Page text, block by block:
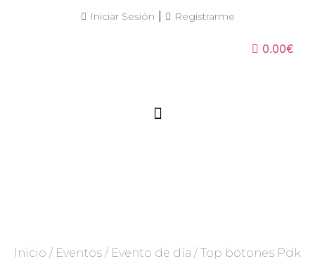
Iniciar Sesión Registrarme
0.00€
Inicio / Eventos / Evento de día / Top botones Pdk